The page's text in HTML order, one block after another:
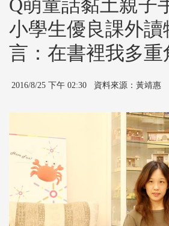
Q萌童話黏土親子
小學生優良課外讀
言：在書裡我多重
2016/8/25 下午 02:30 資料來源：黃靖惠